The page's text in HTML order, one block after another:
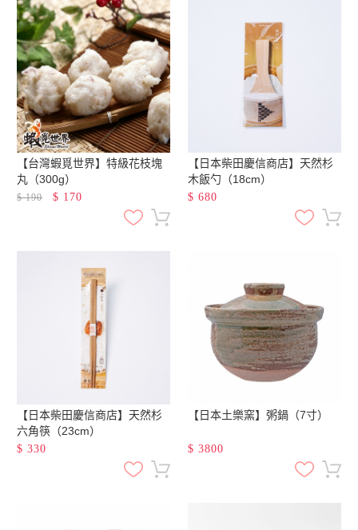
【台灣蝦覓世界】特級花枝塊
丸（300g）
$190 $ 170
【日本柴田慶信商店】天然杉
木飯勺（18cm）
$ 680
【日本柴田慶信商店】天然杉
六角筷（23cm）
$ 330
【日本土樂窯】粥鍋（7寸）
$ 3800